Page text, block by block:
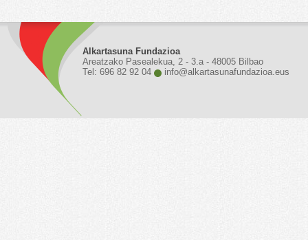
Alkartasuna Fundazioa
Areatzako Pasealekua, 2 - 3.a - 48005 Bilbao
Tel: 696 82 92 04
info@alkartasunafundazioa.eus